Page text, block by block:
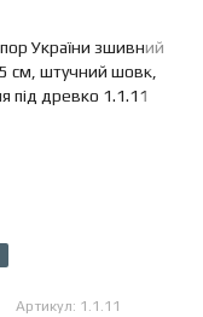
Артикул: 1.1.11